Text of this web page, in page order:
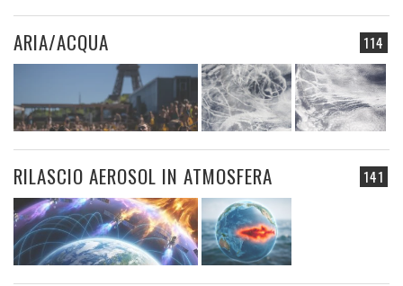
114
ARIA/ACQUA
141
RILASCIO AEROSOL IN ATMOSFERA